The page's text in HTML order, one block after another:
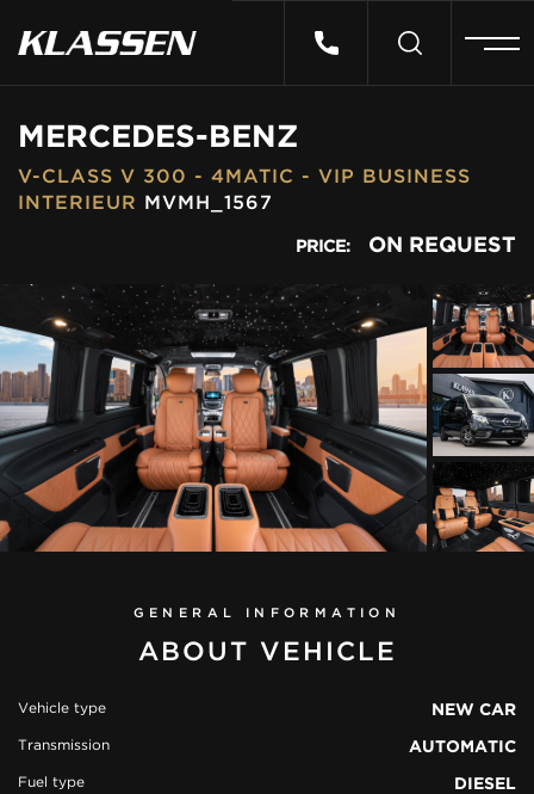
MERCEDES-BENZ
V-CLASS V 300 - 4MATIC - VIP BUSINESS
INTERIEUR MVMH_1567
PRICE: ON REQUEST
view all
GENERAL INFORMATION
ABOUT VEHICLE
Vehicle type NEW CAR
Transmission AUTOMATIC
Fuel type DIESEL
VEHICLES
ABOUT US
CONTACT